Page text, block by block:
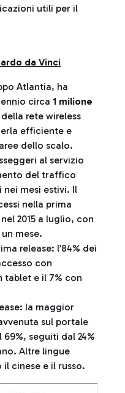
utili per il
da Vinci
Atlantia, ha
circa 1 milione
rete wireless
efficiente e
dello scalo.
al servizio
del traffico
mesi estivi. Il
nella prima
2015 a luglio, con
mese.
release: l’84% dei
con
tablet e il 7% con
la maggior
sul portale
seguiti dal 24%
Altre lingue
cinese e il russo.